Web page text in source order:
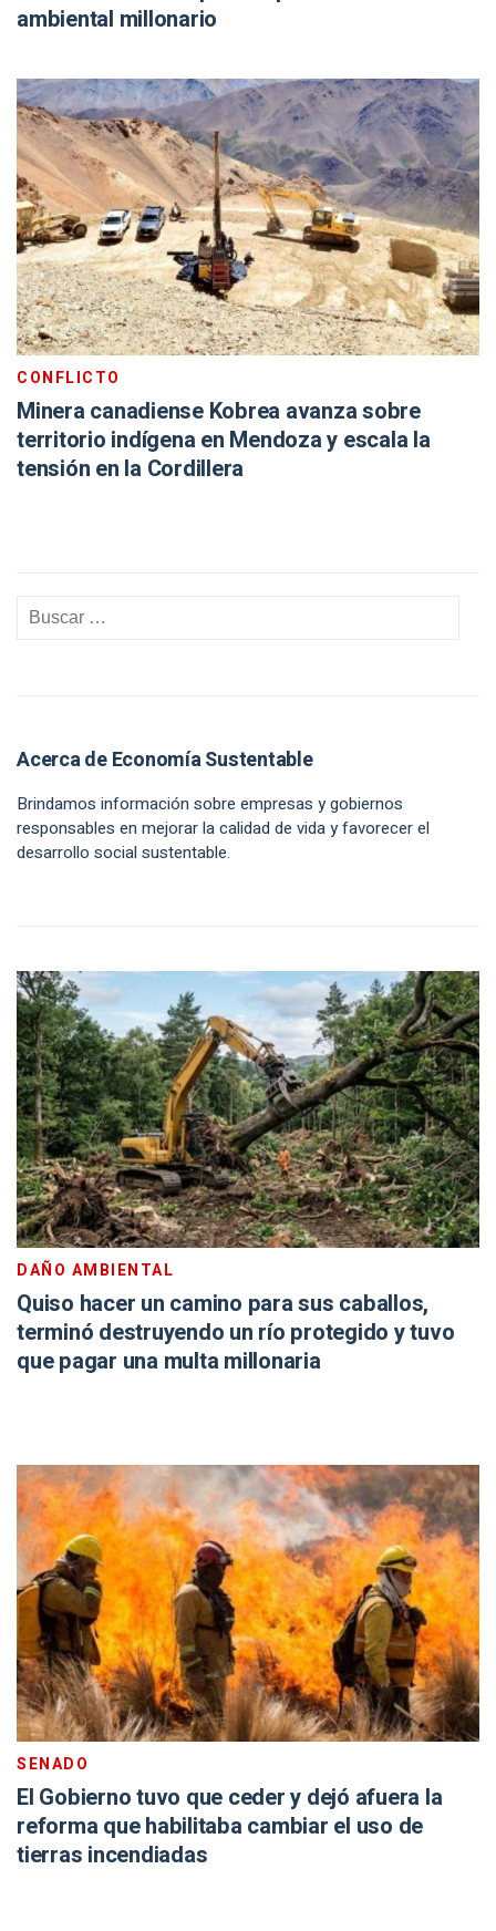
ambiental millonario
CONFLICTO
Minera canadiense Kobrea avanza sobre
territorio indígena en Mendoza y escala la
tensión en la Cordillera
Acerca de Economía Sustentable
Brindamos información sobre empresas y gobiernos
responsables en mejorar la calidad de vida y favorecer el
desarrollo social sustentable.
DAÑO AMBIENTAL
Quiso hacer un camino para sus caballos,
terminó destruyendo un río protegido y tuvo
que pagar una multa millonaria
SENADO
El Gobierno tuvo que ceder y dejó afuera la
reforma que habilitaba cambiar el uso de
tierras incendiadas